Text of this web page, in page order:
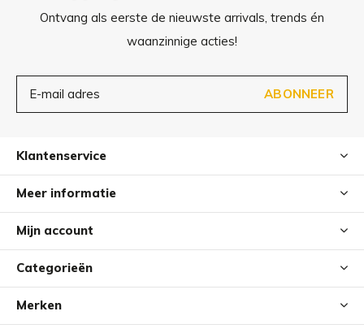
Ontvang als eerste de nieuwste arrivals, trends én
waanzinnige acties!
ABONNEER
Klantenservice
Meer informatie
Mijn account
Categorieën
Merken